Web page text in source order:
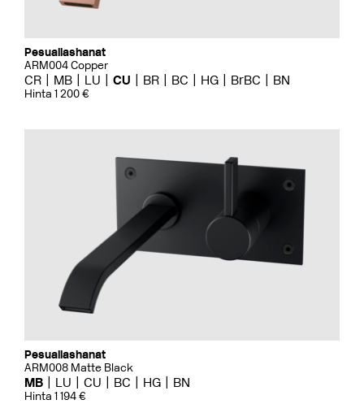
Pesuallashanat
ARM004 Copper
CR MB LU CU BR BC HG BrBC BN
Hinta 1 200 €
Pesuallashanat
ARM008 Matte Black
MB LU CU BC HG BN
Hinta 1 194 €